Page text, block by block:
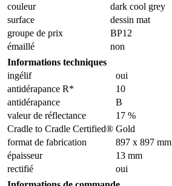
couleur
dark cool grey
surface
dessin mat
groupe de prix
BP12
émaillé
non
Informations techniques
ingélif
oui
antidérapance R*
10
antidérapance
B
valeur de réflectance
17 %
Cradle to Cradle Certified® Gold
format de fabrication
897 x 897 mm
épaisseur
13 mm
rectifié
oui